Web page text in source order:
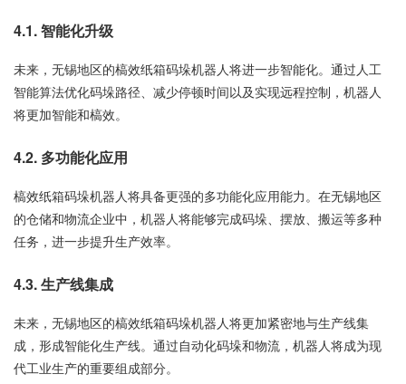
4.1. 智能化升级
未来，无锡地区的槁效纸箱码垛机器人将进一步智能化。通过人工
智能算法优化码垛路径、减少停顿时间以及实现远程控制，机器人
将更加智能和槁效。
4.2. 多功能化应用
槁效纸箱码垛机器人将具备更强的多功能化应用能力。在无锡地区
的仓储和物流企业中，机器人将能够完成码垛、摆放、搬运等多种
任务，进一步提升生产效率。
4.3. 生产线集成
未来，无锡地区的槁效纸箱码垛机器人将更加紧密地与生产线集
成，形成智能化生产线。通过自动化码垛和物流，机器人将成为现
代工业生产的重要组成部分。